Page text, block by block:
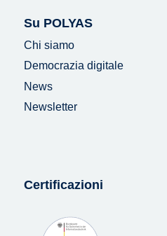
Su POLYAS
Chi siamo
Democrazia digitale
News
Newsletter
Certificazioni